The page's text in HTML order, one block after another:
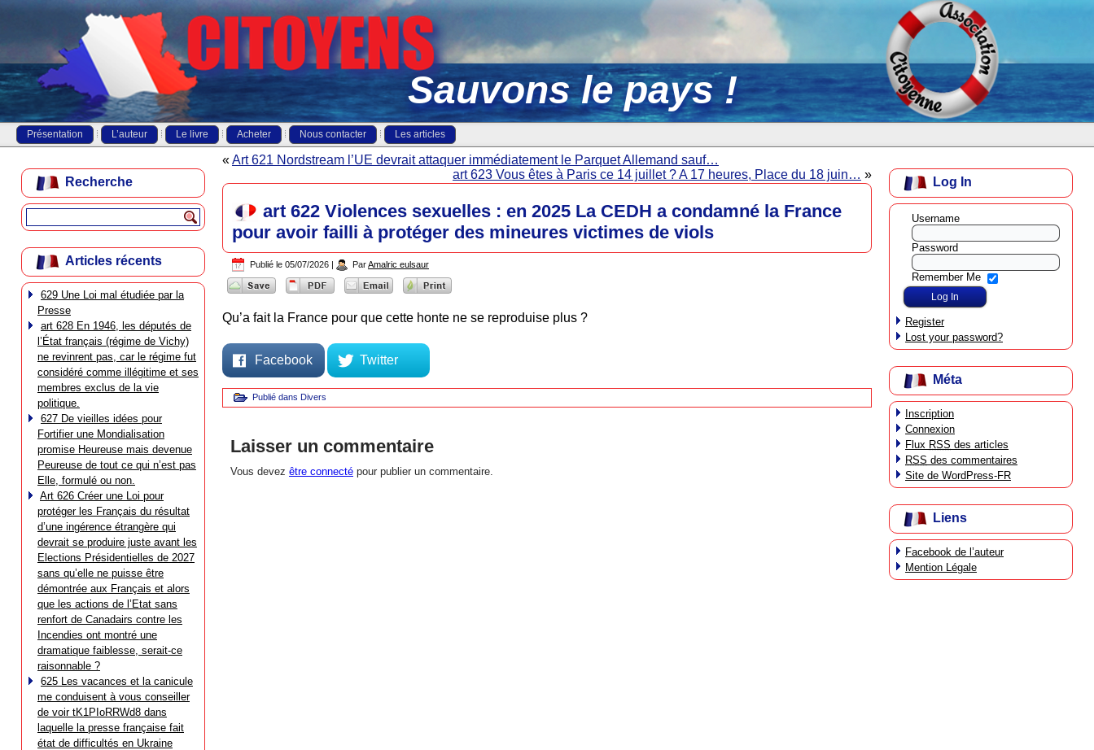
Sauvons le pays !
Présentation L’auteur Le livre Acheter Nous contacter Les articles
Recherche
Articles récents
629 Une Loi mal étudiée par la
Presse
art 628 En 1946, les députés de
l’État français (régime de Vichy)
ne revinrent pas, car le régime fut
considéré comme illégitime et ses
membres exclus de la vie
politique.
627 De vieilles idées pour
Fortifier une Mondialisation
promise Heureuse mais devenue
Peureuse de tout ce qui n’est pas
Elle, formulé ou non.
Art 626 Créer une Loi pour
protéger les Français du résultat
d’une ingérence étrangère qui
devrait se produire juste avant les
Elections Présidentielles de 2027
sans qu’elle ne puisse être
démontrée aux Français et alors
que les actions de l’Etat sans
renfort de Canadairs contre les
Incendies ont montré une
dramatique faiblesse, serait-ce
raisonnable ?
625 Les vacances et la canicule
me conduisent à vous conseiller
de voir tK1PIoRRWd8 dans
laquelle la presse française fait
état de difficultés en Ukraine
«Art 621 Nordstream l’UE devrait attaquer immédiatement le Parquet Allemand sauf…
art 623 Vous êtes à Paris ce 14 juillet ? A 17 heures, Place du 18 juin… »
art 622 Violences sexuelles : en 2025 La CEDH a condamné la France
pour avoir failli à protéger des mineures victimes de viols
Publié le 05/07/2026 | ParAmalric eulsaur
Qu’a fait la France pour que cette honte ne se reproduise plus ?
Facebook Twitter
Publié dans Divers
Laisser un commentaire
Vous devez être connecté pour publier un commentaire.
Log In
Username
Password
Remember Me
Register
Lost your password?
Méta
Inscription
Connexion
Flux RSS des articles
RSS des commentaires
Site de WordPress-FR
Liens
Facebook de l’auteur
Mention Légale